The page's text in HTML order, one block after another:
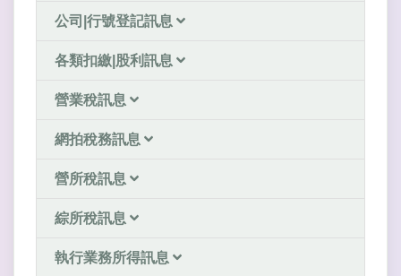
公司|行號登記訊息
各類扣繳|股利訊息
營業稅訊息
網拍稅務訊息
營所稅訊息
綜所稅訊息
執行業務所得訊息